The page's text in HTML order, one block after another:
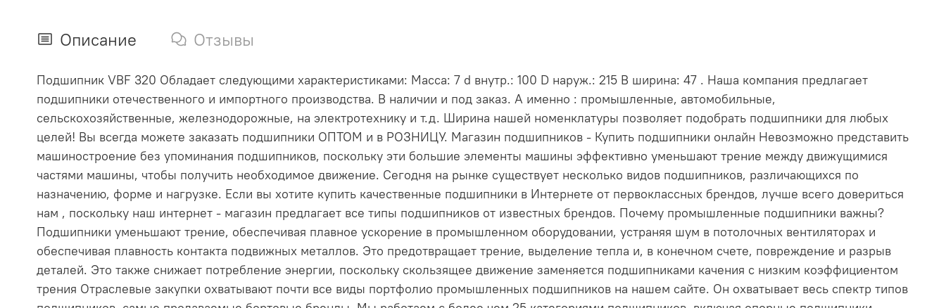
Описание Отзывы
Подшипник VBF 320 Обладает следующими характеристиками: Масса: 7 d внутр.: 100 D наруж.: 215 В ширина: 47 . Наша компания предлагает
подшипники отечественного и импортного производства. В наличии и под заказ. А именно : промышленные, автомобильные,
сельскохозяйственные, железнодорожные, на электротехнику и т.д. Ширина нашей номенклатуры позволяет подобрать подшипники для любых
целей! Вы всегда можете заказать подшипники ОПТОМ и в РОЗНИЦУ. Магазин подшипников - Купить подшипники онлайн Невозможно представить
машиностроение без упоминания подшипников, поскольку эти большие элементы машины эффективно уменьшают трение между движущимися
частями машины, чтобы получить необходимое движение. Сегодня на рынке существует несколько видов подшипников, различающихся по
назначению, форме и нагрузке. Если вы хотите купить качественные подшипники в Интернете от первоклассных брендов, лучше всего довериться
нам , поскольку наш интернет - магазин предлагает все типы подшипников от известных брендов. Почему промышленные подшипники важны?
Подшипники уменьшают трение, обеспечивая плавное ускорение в промышленном оборудовании, устраняя шум в потолочных вентиляторах и
обеспечивая плавность контакта подвижных металлов. Это предотвращает трение, выделение тепла и, в конечном счете, повреждение и разрыв
деталей. Это также снижает потребление энергии, поскольку скользящее движение заменяется подшипниками качения с низким коэффициентом
трения Отраслевые закупки охватывают почти все виды портфолио промышленных подшипников на нашем сайте. Он охватывает весь спектр типов